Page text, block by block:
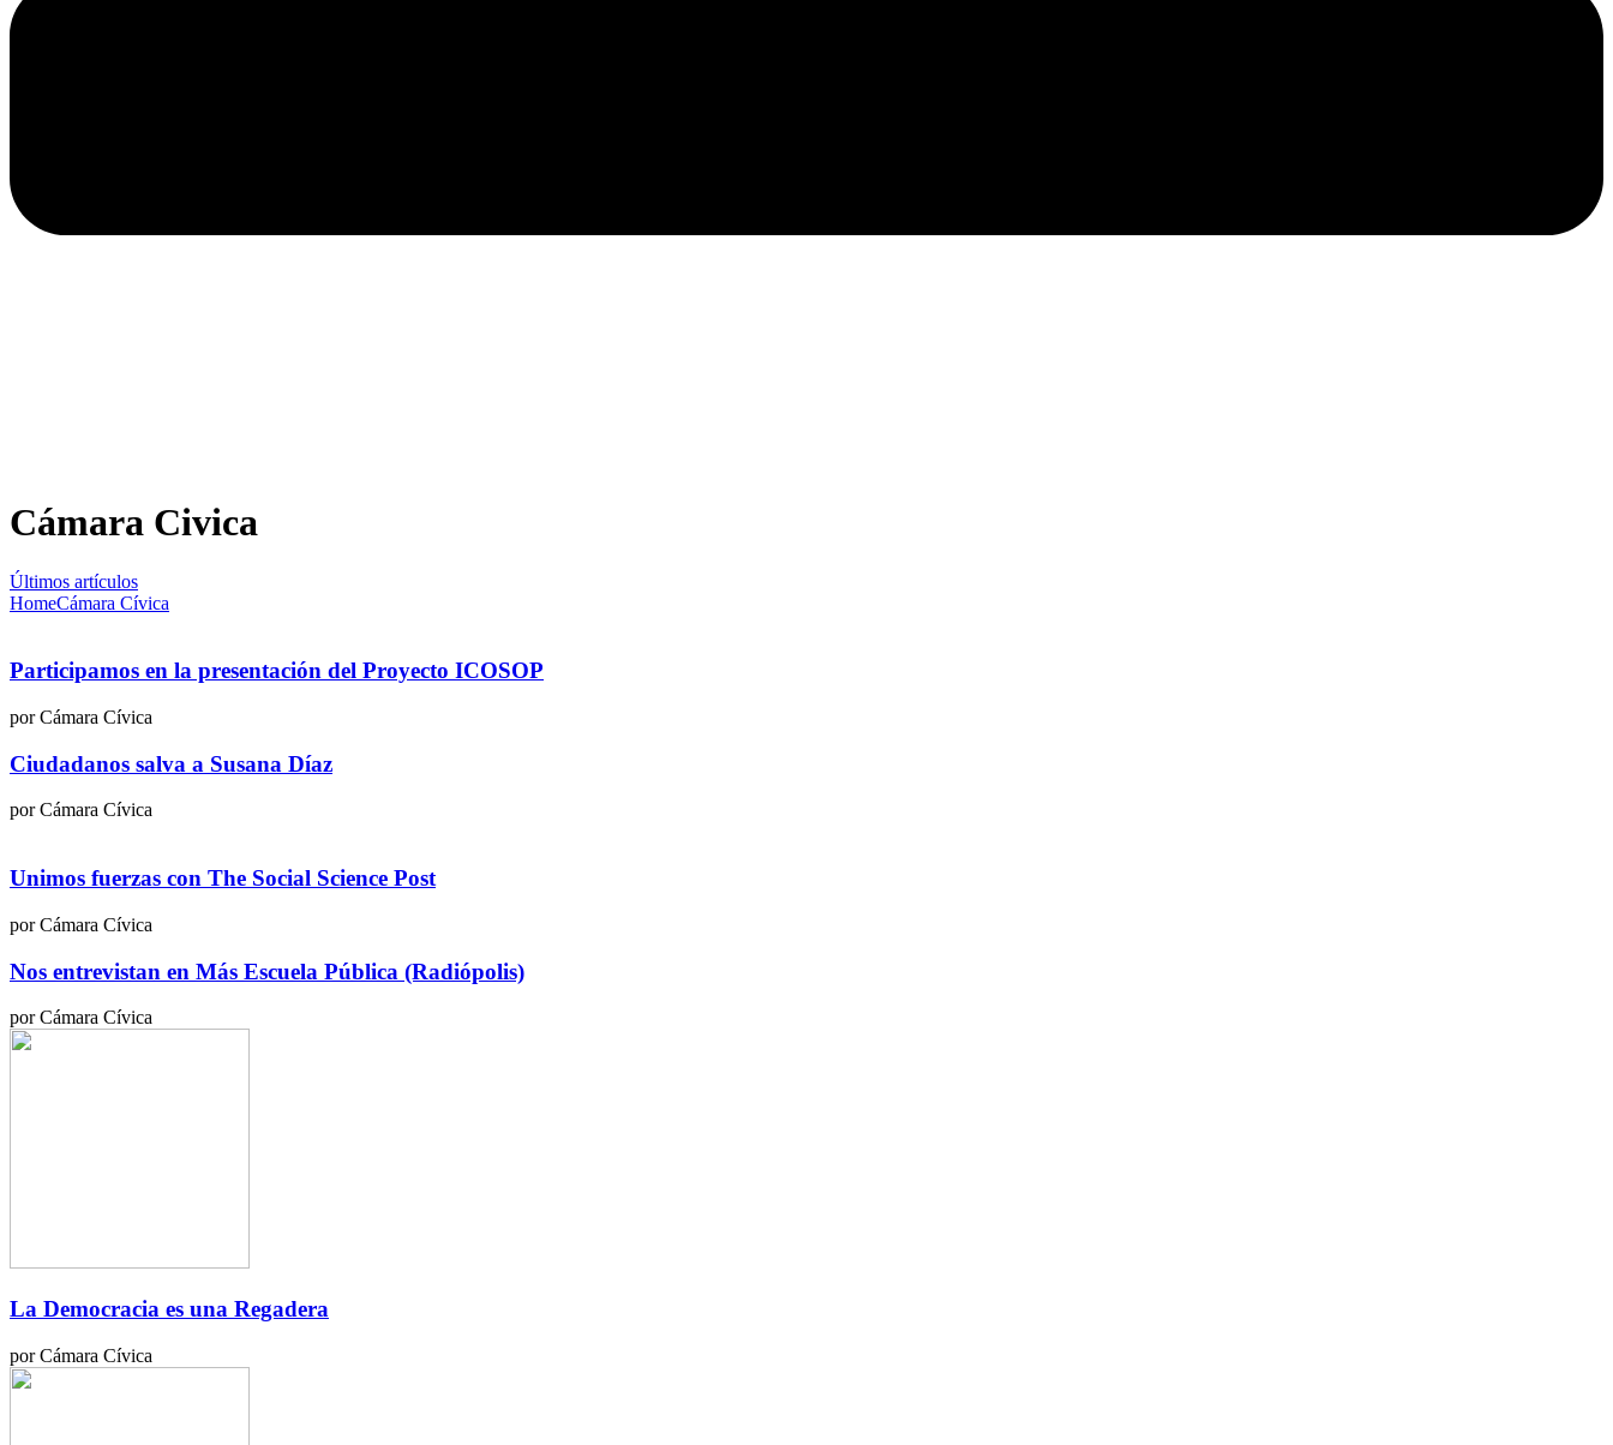
Cámara Civica
Últimos artículos
HomeCámara Cívica
Participamos en la presentación del Proyecto ICOSOP
por Cámara Cívica
Ciudadanos salva a Susana Díaz
por Cámara Cívica
Unimos fuerzas con The Social Science Post
por Cámara Cívica
Nos entrevistan en Más Escuela Pública (Radiópolis)
por Cámara Cívica
La Democracia es una Regadera
por Cámara Cívica